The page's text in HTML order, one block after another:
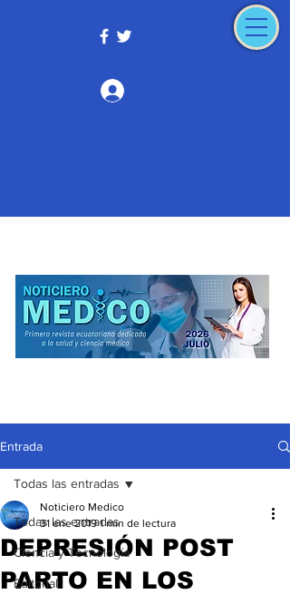
Entrada
Todas las entradas
Ciencia y Tecnología
Editorial
Todas las entradas
DEPRESIÓN POST
PARTO EN LOS
Noticiero Medico
31 ene 2019 1 min de lectura